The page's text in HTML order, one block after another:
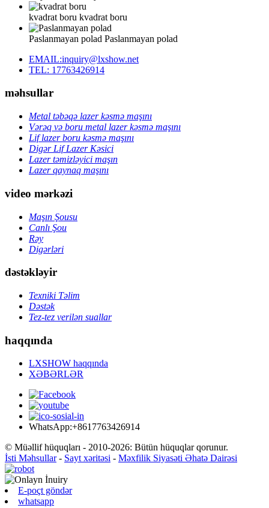
kvadrat boru kvadrat boru
Paslanmayan polad Paslanmayan polad
EMAIL:inquiry@lxshow.net
TEL: 17763426914
məhsullar
Metal təbəqə lazer kəsmə maşını
Vərəq və boru metal lazer kəsmə maşını
Lif lazer boru kəsmə maşını
Digər Lif Lazer Kəsici
Lazer təmizləyici maşın
Lazer qaynaq maşını
video mərkəzi
Maşın Şousu
Canlı Şou
Rəy
Digərləri
dəstəkləyir
Texniki Təlim
Dəstək
Tez-tez verilən suallar
haqqında
LXSHOW haqqında
XƏBƏRLƏR
WhatsApp:+8617763426914
© Müəllif hüquqları - 2010-2026: Bütün hüquqlar qorunur.
İsti Məhsullar- Sayt xəritəsi - Məxfilik Siyasəti Əhatə Dairəsi
E-poçt göndər
whatsapp